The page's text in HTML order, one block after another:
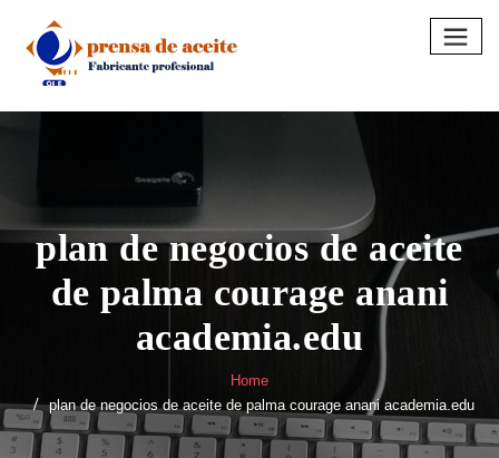
content
plan de negocios de aceite
de palma courage anani
academia.edu
Home
plan de negocios de aceite de palma courage anani academia.edu